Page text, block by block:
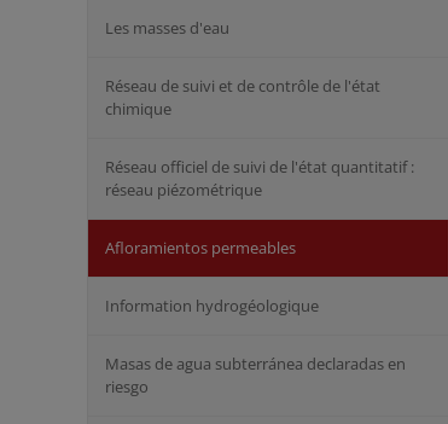
Les masses d'eau
Réseau de suivi et de contrôle de l'état
chimique
Réseau officiel de suivi de l'état quantitatif :
réseau piézométrique
Afloramientos permeables
Information hydrogéologique
Masas de agua subterránea declaradas en
riesgo